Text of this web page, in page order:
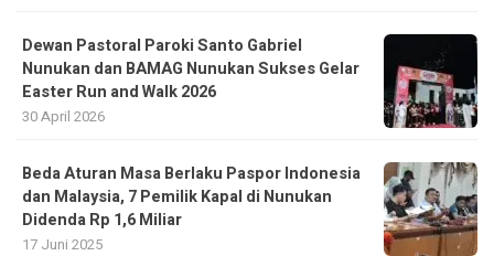
Dewan Pastoral Paroki Santo Gabriel
Nunukan dan BAMAG Nunukan Sukses Gelar
Easter Run and Walk 2026
30 April 2026
Beda Aturan Masa Berlaku Paspor Indonesia
dan Malaysia, 7 Pemilik Kapal di Nunukan
Didenda Rp 1,6 Miliar
17 Juni 2025